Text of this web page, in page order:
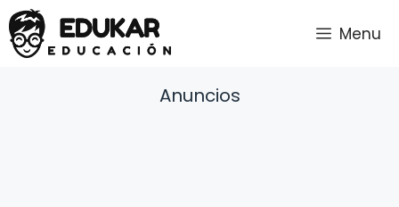
Saltar
al
contenido
Menu
Anuncios